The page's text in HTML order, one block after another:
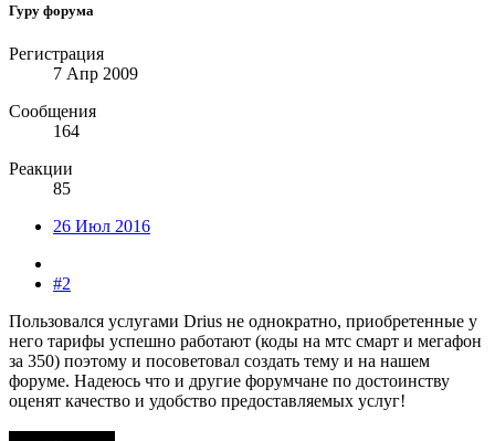
Гуру форума
Регистрация
7 Апр 2009
Сообщения
164
Реакции
85
26 Июл 2016
#2
Пользовался услугами Drius не однократно, приобретенные у
него тарифы успешно работают (коды на мтс смарт и мегафон
за 350) поэтому и посоветовал создать тему и на нашем
форуме. Надеюсь что и другие форумчане по достоинству
оценят качество и удобство предоставляемых услуг!